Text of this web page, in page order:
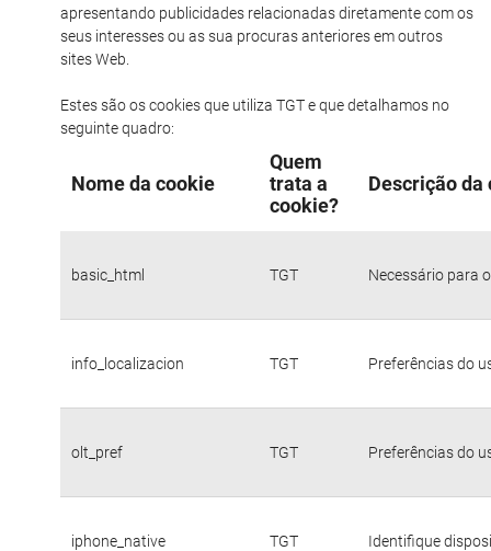
apresentando publicidades relacionadas diretamente com os
seus interesses ou as sua procuras anteriores em outros
sites Web.
Estes são os cookies que utiliza TGT e que detalhamos no
seguinte quadro:
Nome da cookie
Quem
trata a
cookie?
Descrição da
basic_html TGT Necessário para
info_localizacion TGT Preferências do
olt_pref TGT Preferências do
iphone_native TGT Identifique